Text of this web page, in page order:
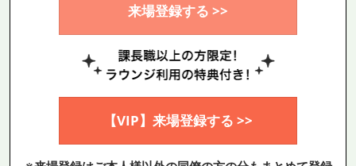
来場登録する >>
【VIP】来場登録する >>